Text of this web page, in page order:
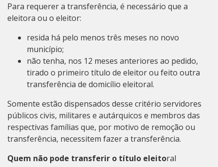
Para requerer a transferência, é necessário que a
eleitora ou o eleitor:
resida há pelo menos três meses no novo
município;
não tenha, nos 12 meses anteriores ao pedido,
tirado o primeiro título de eleitor ou feito outra
transferência de domicílio eleitoral.
Somente estão dispensados desse critério servidores
públicos civis, militares e autárquicos e membros das
respectivas famílias que, por motivo de remoção ou
transferência, necessitem fazer a transferência.
Quem não pode transferir o título eleitoral